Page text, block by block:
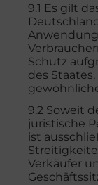
9.1 Es gilt
Schutz
des
9.2 Soweit
juristische
ist
Verkäufer